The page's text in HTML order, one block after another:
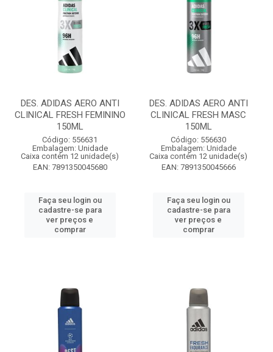
DES. ADIDAS AERO ANTI
CLINICAL FRESH FEMININO
150ML
Código: 556631
Embalagem: Unidade
Caixa contém 12 unidade(s)
EAN: 7891350045680
Faça seu login ou
cadastre-se para
ver preços e
comprar
DES. ADIDAS AERO ANTI
CLINICAL FRESH MASC
150ML
Código: 556630
Embalagem: Unidade
Caixa contém 12 unidade(s)
EAN: 7891350045666
Faça seu login ou
cadastre-se para
ver preços e
comprar